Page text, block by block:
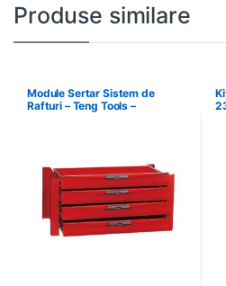
Produse similare
Module Sertar Sistem de
Rafturi – Teng Tools –